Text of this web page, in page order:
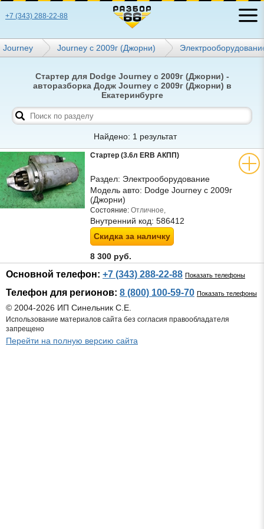
+7 (343) 288-22-88
Journey Journey с 2009г (Джорни)
Стартер для Dodge Journey с 2009г (Джорни) -
авторазборка Додж Journey с 2009г (Джорни) в
Екатеринбурге
Найдено: 1 результат
Стартер (3.6л ERB АКПП)
Раздел: Электрооборудование
Модель авто: Dodge Journey с 2009г
(Джорни)
Состояние: Отличное,
Внутренний код: 586412
Скидка за наличку
8 300 руб.
Основной телефон: +7 (343) 288-22-88 Показать телефоны
Телефон для регионов: 8 (800) 100-59-70 Показать телефоны
© 2004-2026 ИП Синельник С.Е.
Использование материалов сайта без согласия правообладателя
запрещено
Перейти на полную версию сайта